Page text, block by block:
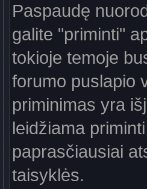
Paspaudę
galite "priminti"
tokioje temoje
forumo puslapio
priminimas yra
leidžiama
paprasčiausiai
taisyklės.